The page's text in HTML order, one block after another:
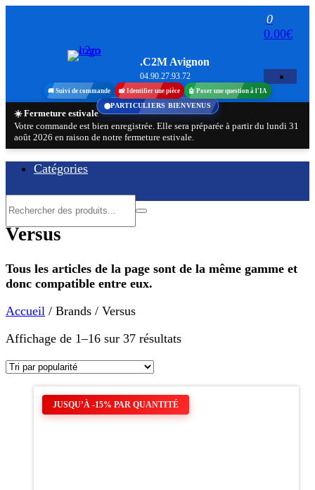
.C2M Avignon
04.90.27.93.72
0
0.00€
🚚 Suivi de commande 📸 Identifier une pièce 🤖 Poser une question à l'IA
☀️ Fermeture estivale
Votre commande est bien enregistrée. Elle sera préparée à partir du lundi 31
août 2026 en raison de notre fermeture estivale.
Catégories
Versus
Tous les articles de la page sont de la même gamme et
donc compatible entre eux.
Accueil / Brands / Versus
Affichage de 1–16 sur 37 résultatsTrié
JUSQU’À -15% PAR QUANTITÉ
PARTICULIERS BIENVENUS